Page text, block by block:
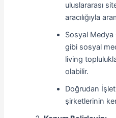
uluslararası
aracılığıyla
Sosyal Medya
gibi sosyal
living
olabilir.
Doğrudan
şirketlerinin